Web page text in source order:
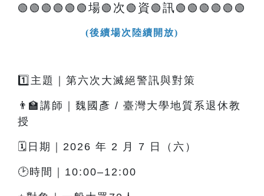
🟢🟢🟢🟢🟢🟢 場🟢 次 🟢 資 🟢 訊🟢🟢🟢🟢🟢🟢
(後續場次陸續開放)
1️⃣主題｜第六次大滅絕警訊與對策
👨‍🏫講師｜魏國彥 / 臺灣大學地質系退休教
授
🗓️日期｜2026 年 2 月 7 日（六）
🕑時間｜10:00–12:00